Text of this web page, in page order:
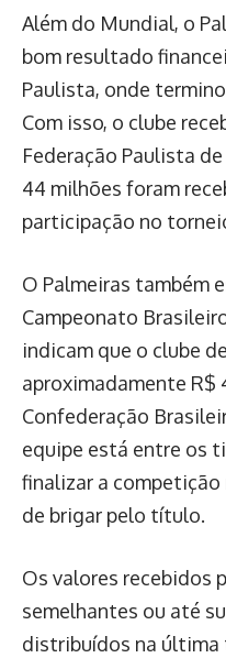
Além do Mundial, o
bom resultado
Paulista, onde
Com isso, o clube
Federação Paulista
44 milhões foram
participação no
O Palmeiras também
Campeonato
indicam que o clube
aproximadamente R$
Confederação
equipe está entre os
finalizar a competição
de brigar pelo título.
Os valores recebidos
semelhantes ou até
distribuídos na última